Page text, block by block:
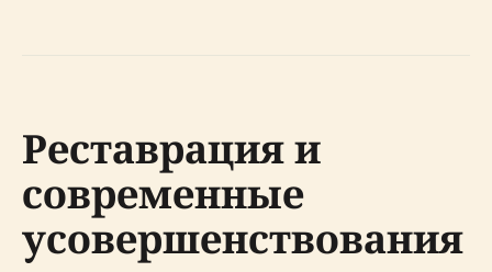
Реставрация и
современные
усовершенствования